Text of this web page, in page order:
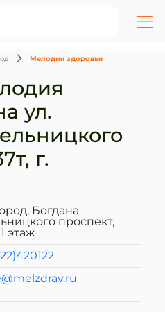
Мелодия здоровья
ул.
г.
Богдана
проспект,
1 этаж